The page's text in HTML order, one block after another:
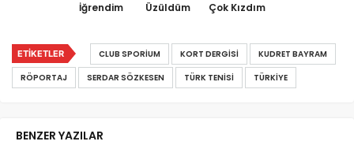
İğrendim Üzüldüm Çok Kızdım
ETIKETLER CLUB SPORIUM KORT DERGISI
KUDRET BAYRAM
RÖPORTAJ
SERDAR SÖZKESEN TÜRK TENISI TÜRKIYE
BENZER YAZILAR